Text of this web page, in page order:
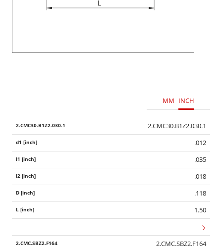
MM INCH
2.CMC30.B1Z2.030.1
.012
.035
.018
.118
1.50
2.CMC.SBZ2.F164